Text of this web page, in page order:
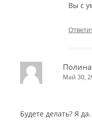
Вы с
Полина
Май 30,
Будете делать? Я да.